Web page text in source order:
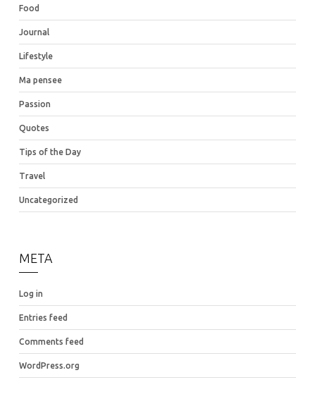
Food
Journal
Lifestyle
Ma pensee
Passion
Quotes
Tips of the Day
Travel
Uncategorized
META
Log in
Entries feed
Comments feed
WordPress.org